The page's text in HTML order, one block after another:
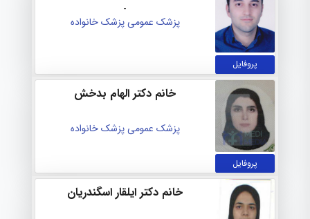
پروفایل
-
پزشک عمومیپزشک خانواده
پروفایل
خانم دکتر الهام بدخش
پزشک عمومیپزشک خانواده
خانم دکتر ایلقار اسگندریان